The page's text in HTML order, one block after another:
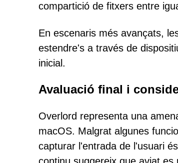
compartició de fitxers entre
En escenaris més avançats,
estendre's a través de
inicial.
Avaluació final i
Overlord representa una
macOS. Malgrat algunes
capturar l'entrada de l'usuari